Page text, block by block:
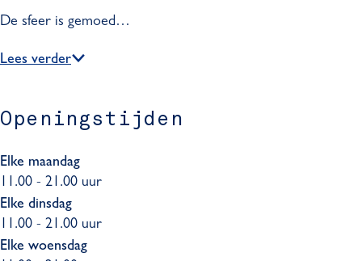
De sfeer is gemoed…
Lees verder
Openingstijden
Elke maandag
11.00 - 21.00 uur
Elke dinsdag
11.00 - 21.00 uur
Elke woensdag